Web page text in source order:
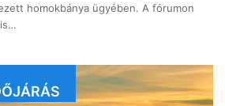
homokbánya ügyében. A fórumon